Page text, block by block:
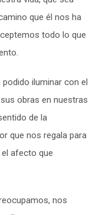
que él nos ha
todo lo que
iluminar con el
obras en nuestras
de la
que nos regala para
afecto que
nos